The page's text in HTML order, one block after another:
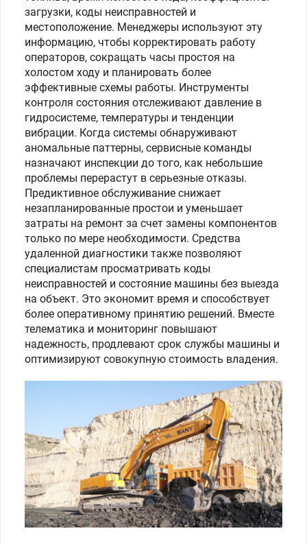
загрузки, коды неисправностей и
местоположение. Менеджеры используют эту
информацию, чтобы корректировать работу
операторов, сокращать часы простоя на
холостом ходу и планировать более
эффективные схемы работы. Инструменты
контроля состояния отслеживают давление в
гидросистеме, температуры и тенденции
вибрации. Когда системы обнаруживают
аномальные паттерны, сервисные команды
назначают инспекции до того, как небольшие
проблемы перерастут в серьезные отказы.
Предиктивное обслуживание снижает
незапланированные простои и уменьшает
затраты на ремонт за счет замены компонентов
только по мере необходимости. Средства
удаленной диагностики также позволяют
специалистам просматривать коды
неисправностей и состояние машины без выезда
на объект. Это экономит время и способствует
более оперативному принятию решений. Вместе
телематика и мониторинг повышают
надежность, продлевают срок службы машины и
оптимизируют совокупную стоимость владения.